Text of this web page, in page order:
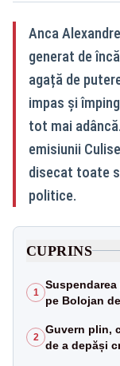
Anca
generat de
agață de
impas și
tot mai
emisiunii
disecat toate
politice.
CUPRINS
1
pe Bolojan
2
Guvern plin,
de a depăși